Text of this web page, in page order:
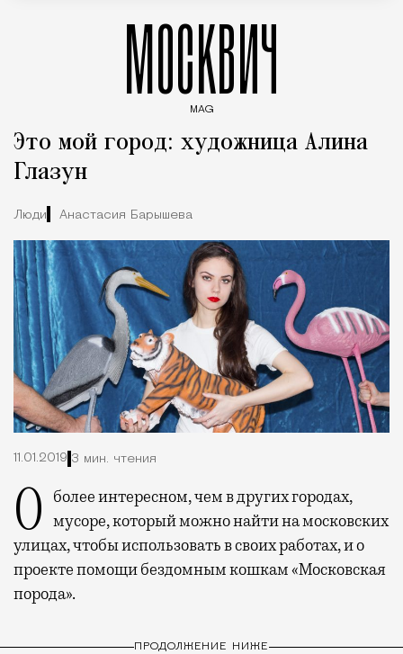
МОСКВИЧ
MAG
Это мой город: художница Алина
Глазун
Люди Анастасия Барышева
11.01.2019 3 мин. чтения
О более интересном, чем в других городах, мусоре, который можно найти на московских
улицах, чтобы использовать в своих работах, и о
проекте помощи бездомным кошкам «Московская
порода».
ПРОДОЛЖЕНИЕ НИЖЕ